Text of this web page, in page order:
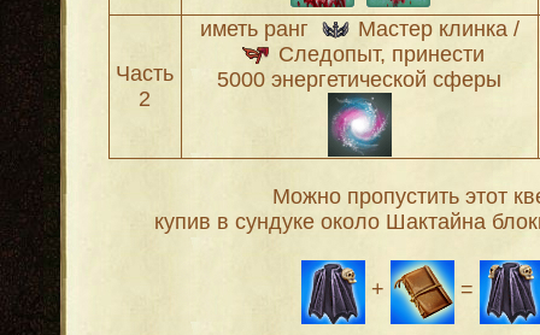
Часть
2
иметь ранг
Мастер клинка /
Следопыт, принести
5000 энергетической сферы
Можно пропустить этот
купив в сундуке около Шактайна
+ =